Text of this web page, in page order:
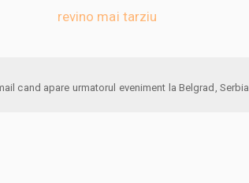
revino mai tarziu
anunta-ma pe email cand apare urmatorul eveniment la Belgrad, Serbia